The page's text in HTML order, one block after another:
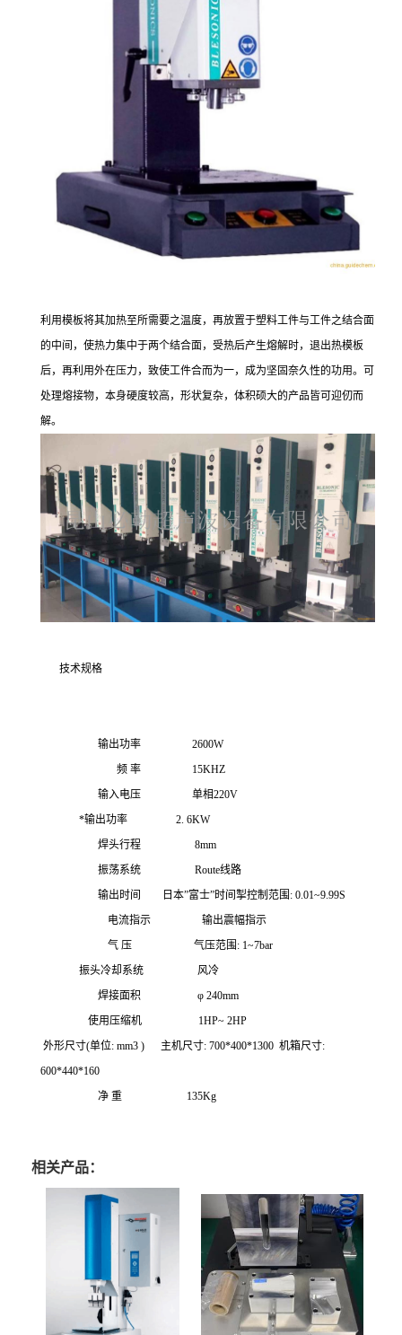
利用模板将其加热至所需要之温度，再放置于塑料工件与工件之结合面
的中间，使热力集中于两个结合面，受热后产生熔解时，退出热模板
后，再利用外在压力，致使工件合而为一，成为坚固奈久性的功用。可
处理熔接物，本身硬度较高，形状复杂，体积硕大的产品皆可迎仞而
解。
技术规格
输出功率 2600W
频 率 15KHZ
输入电压 单相220V
*输出功率 2. 6KW
焊头行程 8mm
振荡系统 Route线路
输出时间 日本”富士”时间掣控制范围: 0.01~9.99S
电流指示 输出震幅指示
气 压 气压范围: 1~7bar
振头冷却系统 风冷
焊接面积 φ 240mm
使用压缩机 1HP~ 2HP
外形尺寸(单位: mm3 ) 主机尺寸: 700*400*1300 机箱尺寸:
600*440*160
净 重 135Kg
相关产品：